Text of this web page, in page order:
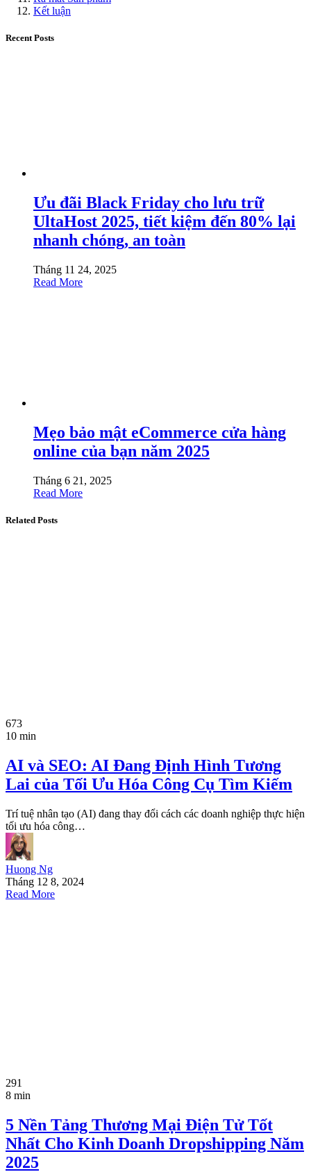
Kết luận
Recent Posts
Ưu đãi Black Friday cho lưu trữ
UltaHost 2025, tiết kiệm đến 80% lại
nhanh chóng, an toàn
Tháng 11 24, 2025
Read More
Mẹo bảo mật eCommerce cửa hàng
online của bạn năm 2025
Tháng 6 21, 2025
Read More
Related Posts
673
10 min
AI và SEO: AI Đang Định Hình Tương
Lai của Tối Ưu Hóa Công Cụ Tìm Kiếm
Trí tuệ nhân tạo (AI) đang thay đổi cách các doanh nghiệp thực hiện
tối ưu hóa công…
Huong Ng
Tháng 12 8, 2024
Read More
291
8 min
5 Nền Tảng Thương Mại Điện Tử Tốt
Nhất Cho Kinh Doanh Dropshipping Năm
2025